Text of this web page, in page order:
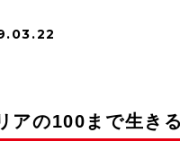
の100まで生き